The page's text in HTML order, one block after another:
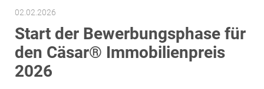
amb Development
ATL Immoinvest
AURE Immobilien
Austria Sotheby's International Realty
02.02.2026
Start der Bewerbungsphase für
den Cäsar® Immobilienpreis
2026